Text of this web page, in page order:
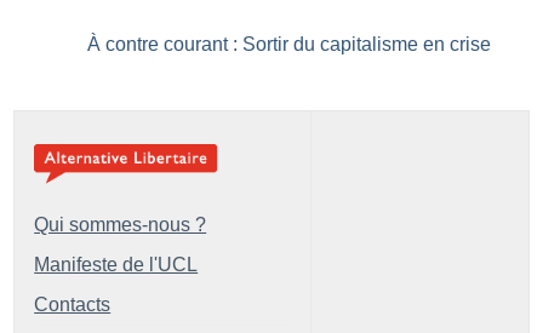
À contre courant : Sortir du capitalisme en crise
Qui sommes-nous ?
Manifeste de l'UCL
Contacts